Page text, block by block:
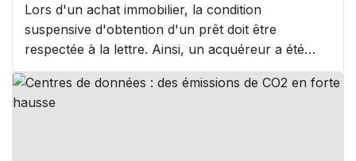
Lors d'un achat immobilier, la condition
suspensive d'obtention d'un prêt doit être
respectée à la lettre. Ainsi, un acquéreur a été
sanctionné en justice pour avoir demandé à sa
banque un taux inférieur à celui mentionné dans
la promesse, faisant échouer la transaction.